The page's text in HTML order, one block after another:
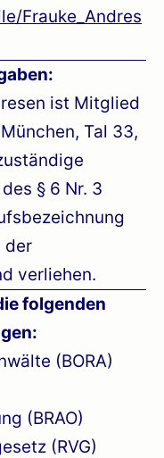
Frauke_Andres
ist Mitglied
Tal 33,
§ 6 Nr. 3
der
verliehen.
folgenden
(BORA)
(BRAO)
(RVG)